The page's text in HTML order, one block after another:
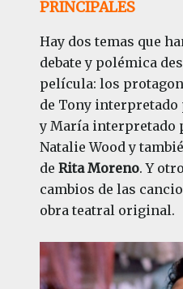
PRINCIPALES
Hay dos temas que
debate y polémica
película: los
de Tony interpretado
y María interpretado
Natalie Wood y
de Rita Moreno. Y
cambios de las
obra teatral original.